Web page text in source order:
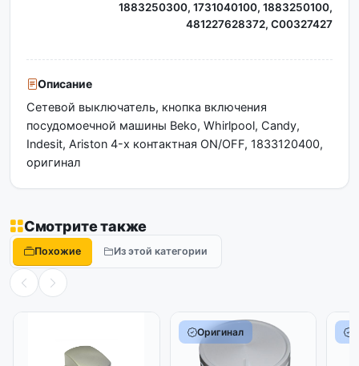
1883250300, 1731040100, 1883250100,
481227628372, C00327427
Описание
Сетевой выключатель, кнопка включения
посудомоечной машины Beko, Whirlpool, Candy,
Indesit, Ariston 4-х контактная ON/OFF, 1833120400,
оригинал
Смотрите также
Похожие Из этой категории
Оригинал